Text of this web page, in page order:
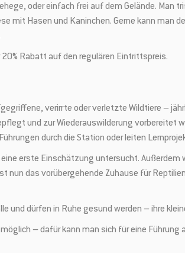
oder einfach frei auf dem Gelände. Man
mit Hasen und Kaninchen. Gerne kann man
Rabatt auf den regulären Eintrittspreis.
verirrte oder verletzte Wildtiere –
und zur Wiederauswilderung vorbereitet
durch die Station oder leiten
erste Einschätzung untersucht.
das vorübergehende Zuhause für
und dürfen in Ruhe gesund werden – ihre
– dafür kann man sich für eine